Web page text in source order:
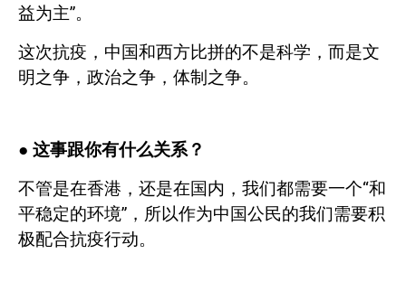
益为主”。
这次抗疫，中国和西方比拼的不是科学，而是文
明之争，政治之争，体制之争。
● 这事跟你有什么关系？
不管是在香港，还是在国内，我们都需要一个“和
平稳定的环境”，所以作为中国公民的我们需要积
极配合抗疫行动。